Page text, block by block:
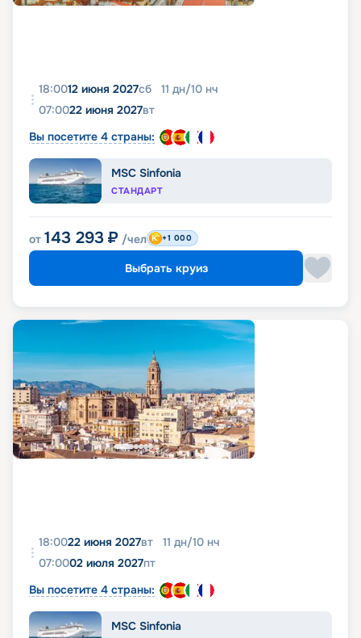
18:0012 июня 2027сб 11 дн/10 нч
07:0022 июня 2027вт
Вы посетите 4 страны:
MSC Sinfonia
СТАНДАРТ
от 143 293 ₽ /чел +1 000
Выбрать круиз
18:0022 июня 2027вт 11 дн/10 нч
07:0002 июля 2027пт
Вы посетите 4 страны:
MSC Sinfonia